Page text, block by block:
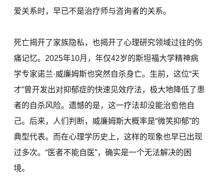
爱关系时，早已不是治疗师与咨询者的关系。
死亡揭开了家族隐私，也揭开了心理研究领域过往的伤
痛记忆。2025年10月，年仅42岁的斯坦福大学精神病
学专家诺兰·威廉姆斯也突然自杀身亡。生前，这位“天
才”曾开发出对抑郁症的快速见效疗法，极大地降低了患
者的自杀风险。遗憾的是，这一疗法却没能治愈他自
己。后来，人们判断，威廉姆斯大概率是“微笑抑郁”的
典型代表。而在心理学历史上，这样的现象也早已出现
过多次。“医者不能自医”，确实是一个无法解决的困
境。